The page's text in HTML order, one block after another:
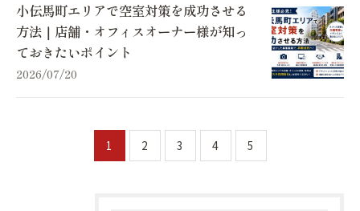
小伝馬町エリアで空室対策を成功させる
方法｜店舗・オフィスオーナー様が知っ
ておきたいポイント
2026/07/20
1 2 3 4 5